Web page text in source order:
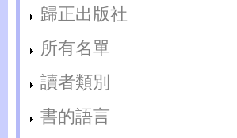
歸正出版社
所有名單
讀者類別
書的語言